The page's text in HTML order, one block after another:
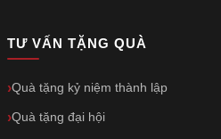
TƯ VẤN TẶNG QUÀ
Quà tặng kỷ niệm thành lập
Quà tặng đại hội